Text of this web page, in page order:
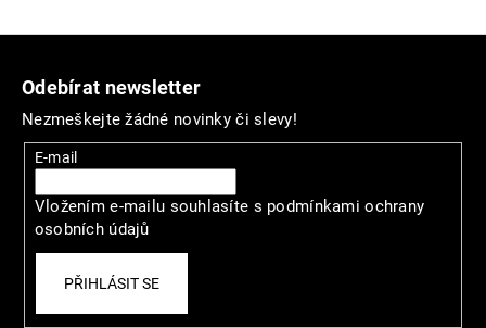
i
s
h
o
d
n
o
c
í
Odebírat newsletter
Nezmeškejte žádné novinky či slevy!
E-mail
Vložením e-mailu souhlasíte s podmínkami ochrany
osobních údajů
PŘIHLÁSIT SE